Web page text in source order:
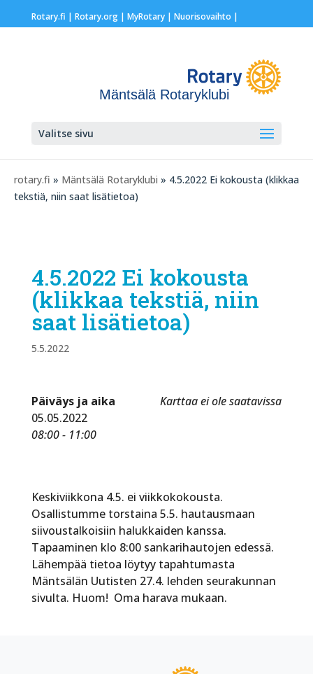
Rotary.fi | Rotary.org| MyRotary | Nuorisovaihto |
Mäntsälä Rotaryklubi
Valitse sivu
rotary.fi » Mäntsälä Rotaryklubi » 4.5.2022 Ei kokousta (klikkaa
tekstiä, niin saat lisätietoa)
4.5.2022 Ei kokousta
(klikkaa tekstiä, niin
saat lisätietoa)
5.5.2022
Karttaa ei ole saatavissa
Päiväys ja aika
05.05.2022
08:00 - 11:00
Keskiviikkona 4.5. ei viikkokokousta.
Osallistumme torstaina 5.5. hautausmaan
siivoustalkoisiin halukkaiden kanssa.
Tapaaminen klo 8:00 sankarihautojen edessä.
Lähempää tietoa löytyy tapahtumasta
Mäntsälän Uutisten 27.4. lehden seurakunnan
sivulta. Huom! Oma harava mukaan.